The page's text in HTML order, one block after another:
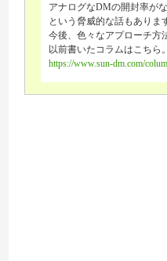
アナログなDMの開封率が
という脅威的な話もありま
今後、色々なアプローチ方
以前書いたコラムはこちら。
https://www.sun-dm.com/